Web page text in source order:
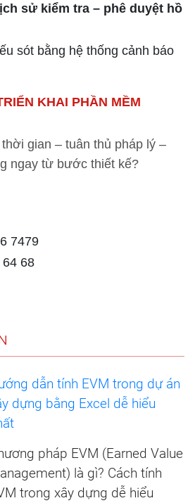
sử kiểm tra – phê duyệt hồ
sót bằng hệ thống cảnh báo
KHAI PHẦN MỀM
gian – tuân thủ pháp lý –
ngay từ bước thiết kế?
7479
68
dẫn tính EVM trong dự án
dựng bằng Excel dễ hiểu
pháp EVM (Earned Value
là gì? Cách tính
trong xây dựng dễ hiểu